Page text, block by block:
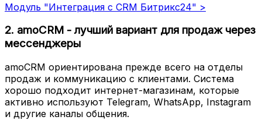
Модуль "Интеграция с CRM Битрикс24" >
2. amoCRM - лучший вариант для продаж через
мессенджеры
amoCRM ориентирована прежде всего на отделы
продаж и коммуникацию с клиентами. Система
хорошо подходит интернет-магазинам, которые
активно используют Telegram, WhatsApp, Instagram
и другие каналы общения.